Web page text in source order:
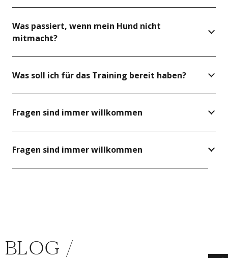
Was passiert, wenn mein Hund nicht
mitmacht?
Was soll ich für das Training bereit haben?
Fragen sind immer willkommen
Fragen sind immer willkommen
BLOG /